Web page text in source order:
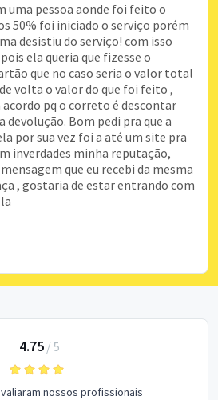
uma pessoa aonde foi feito o
50% foi iniciado o serviço porém
desistiu do serviço! com isso
ela queria que fizesse o
que no caso seria o valor total
volta o valor do que foi feito ,
pq o correto é descontar
Bom pedi pra que a
por sua vez foi a até um site pra
inverdades minha reputação,
que eu recebi da mesma
, gostaria de estar entrando com
4.75/ 5
nossos profissionais